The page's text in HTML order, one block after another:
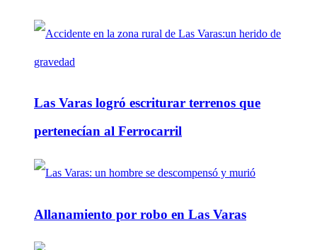
Las Varas logró escriturar terrenos que
pertenecían al Ferrocarril
Allanamiento por robo en Las Varas